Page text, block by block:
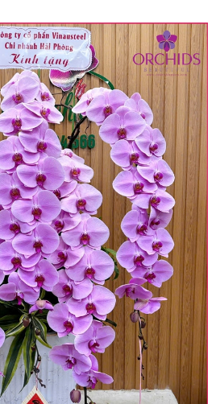
ship giao trong nội thành,
theo yêu cầu khách
liên kết với các cửa hàng
vụ giao hoa tận nơi, mỗi
khác nhau (tùy vào chi
vật liệu,..) nên giá có thể sẽ
yết trên website. Khách
vui lòng chủ động hỏi lại
shop sẽ chủ động báo giá
chỉ giao hàng cụ thể.